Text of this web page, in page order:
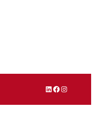
LinkedIn
Facebook
Instagram